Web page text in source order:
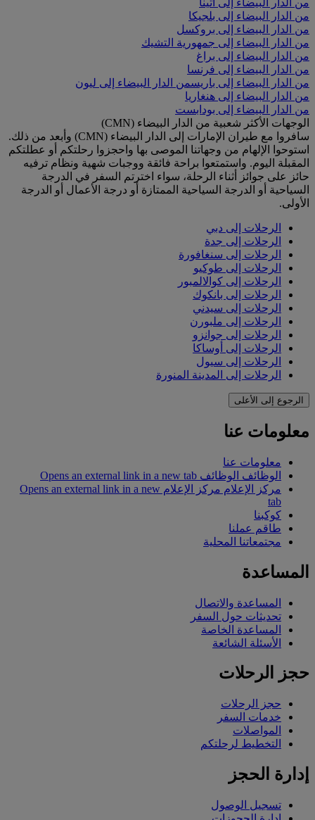
من الدار البيضاء إلى بلجيكا
من الدار البيضاء إلى بروكسل
من الدار البيضاء إلى جمهورية التشيك
من الدار البيضاء إلى براغ
من الدار البيضاء إلى فرنسا
من الدار البيضاء إلى باريسمن الدار البيضاء إلى ليون
من الدار البيضاء إلى هنغاريا
من الدار البيضاء إلى بودابست
الوجهات الأكثر شعبية من الدار البيضاء (CMN)
سافروا مع طيران الإمارات إلى الدار البيضاء (CMN) وأبعد من ذلك.
استوحوا الإلهام من وجهاتنا الموصى بها واحجزوا رحلتكم أو عطلتكم
المقبلة اليوم. واستمتعوا براحة فائقة ووجبات شهية ونظام ترفيه
حائز على جوائز أثناء الرحلة، سواء اخترتم السفر في الدرجة
السياحية أو الدرجة السياحية الممتازة أو درجة الأعمال أو الدرجة
الأولى.
الرحلات إلى دبي
الرحلات إلى جدة
الرحلات إلى سنغافورة
الرحلات إلى طوكيو
الرحلات إلى كوالالمبور
الرحلات إلى بانكوك
الرحلات إلى سيدني
الرحلات إلى ملبورن
الرحلات إلى جوانزو
الرحلات إلى أوساكا
الرحلات إلى سيول
الرحلات إلى المدينة المنورة
الرجوع إلى الأعلى
معلومات عنا
معلومات عنا
الوظائف الوظائف Opens an external link in a new tab
مركز الإعلام
مركز الإعلام Opens an external link in a new
tab
كوكبنا
طاقم عملنا
مجتمعاتنا المحلية
المساعدة
المساعدة والاتصال
تحديثات حول السفر
المساعدة الخاصة
الأسئلة الشائعة
حجز الرحلات
حجز الرحلات
خدمات السفر
المواصلات
التخطيط لرحلتكم
إدارة الحجز
تسجيل الوصول